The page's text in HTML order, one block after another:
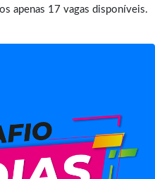
apenas 17 vagas disponíveis.